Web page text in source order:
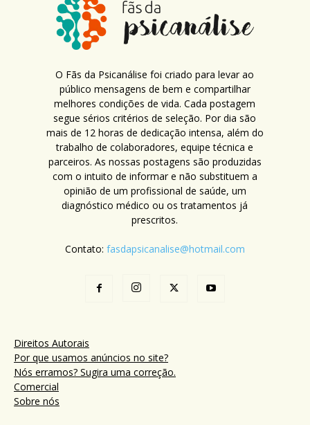
O Fãs da Psicanálise foi criado para levar ao
público mensagens de bem e compartilhar
melhores condições de vida. Cada postagem
segue sérios critérios de seleção. Por dia são
mais de 12 horas de dedicação intensa, além do
trabalho de colaboradores, equipe técnica e
parceiros. As nossas postagens são produzidas
com o intuito de informar e não substituem a
opinião de um profissional de saúde, um
diagnóstico médico ou os tratamentos já
prescritos.
Contato: fasdapsicanalise@hotmail.com
Direitos Autorais
Por que usamos anúncios no site?
Nós erramos? Sugira uma correção.
Comercial
Sobre nós